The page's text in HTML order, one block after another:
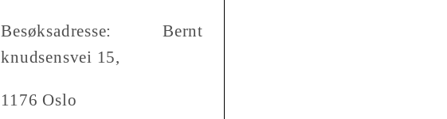
Besøksadresse: Bernt
knudsensvei 15,
1176 Oslo